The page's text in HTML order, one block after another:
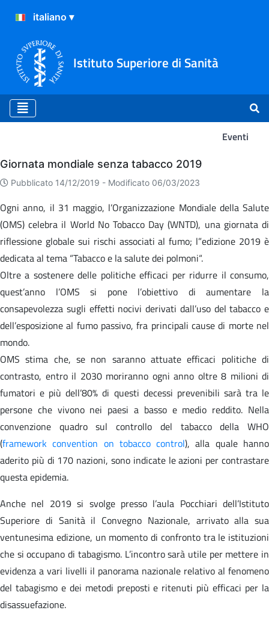
Istituto Superiore di Sanità
Eventi
Eventi
Giornata mondiale senza tabacco 2019
Pubblicato 14/12/2019 - Modificato 06/03/2023
Ogni anno, il 31 maggio, l’Organizzazione Mondiale della Salute
(OMS) celebra il World No Tobacco Day (WNTD), una giornata di
riflessione globale sui rischi associati al fumo; l”edizione 2019 è
dedicata al tema “Tabacco e la salute dei polmoni“.
Oltre a sostenere delle politiche efficaci per ridurre il consumo,
quest’anno l’OMS si pone l’obiettivo di aumentare la
consapevolezza sugli effetti nocivi derivati dall’uso del tabacco e
dell’esposizione al fumo passivo, fra principali cause di morte nel
mondo.
OMS stima che, se non saranno attuate efficaci politiche di
contrasto, entro il 2030 moriranno ogni anno oltre 8 milioni di
fumatori e più dell’80% di questi decessi prevenibili sarà tra le
persone che vivono nei paesi a basso e medio reddito. Nella
convenzione quadro sul controllo del tabacco della WHO
(framework convention on tobacco control), alla quale hanno
aderito più di 170 nazioni, sono indicate le azioni per contrastare
questa epidemia.
Anche nel 2019 si svolge presso l’aula Pocchiari dell’Istituto
Superiore di Sanità il Convegno Nazionale, arrivato alla sua
ventunesima edizione, un momento di confronto tra le istituzioni
che si occupano di tabagismo. L’incontro sarà utile per mettere in
evidenza a vari livelli il panorama nazionale relativo al fenomeno
del tabagismo e dei metodi preposti e ritenuti più efficaci per la
disassuefazione.